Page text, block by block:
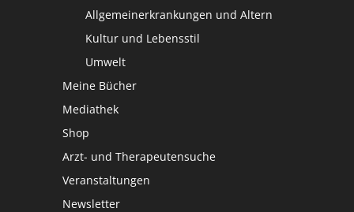
Allgemeinerkrankungen und Altern
Kultur und Lebensstil
Umwelt
Meine Bücher
Mediathek
Shop
Arzt- und Therapeutensuche
Veranstaltungen
Newsletter